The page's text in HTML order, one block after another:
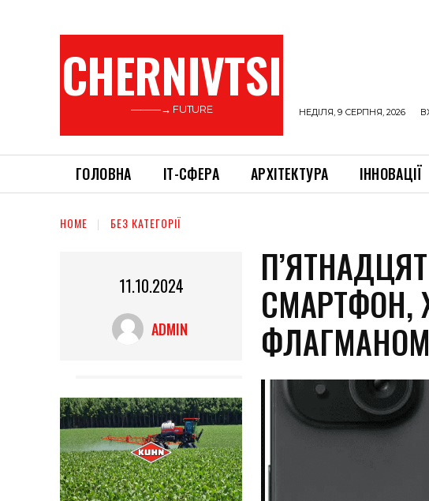
CHERNIVTSI
———→ FUTURE НЕДІЛЯ, 9 СЕРПНЯ, 2026
ГОЛОВНА ІТ-СФЕРА АРХІТЕКТУРА ІННОВАЦІЇ
HOME БЕЗ КАТЕГОРІЇ
11.10.2024
ADMIN
СМАРТФОН,
ФЛАГМАНОМ